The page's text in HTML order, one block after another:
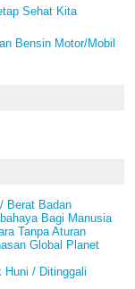
Sehat Kita
Bensin Motor/Mobil
Berat Badan
Bagi Manusia
Tanpa Aturan
Global Planet
/ Ditinggali